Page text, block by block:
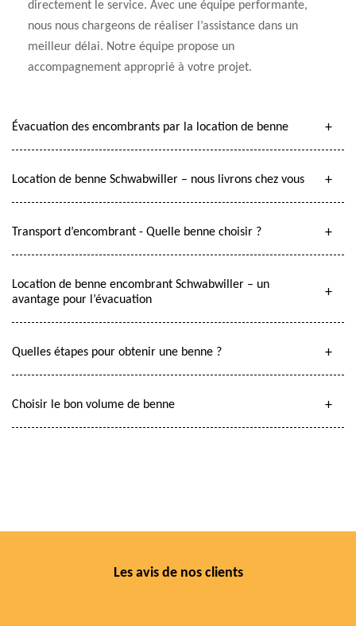
directement le service. Avec une équipe performante,
nous nous chargeons de réaliser l’assistance dans un
meilleur délai. Notre équipe propose un
accompagnement approprié à votre projet.
Évacuation des encombrants par la location de benne
Location de benne Schwabwiller – nous livrons chez vous
Transport d’encombrant - Quelle benne choisir ?
Location de benne encombrant Schwabwiller – un
avantage pour l’évacuation
Quelles étapes pour obtenir une benne ?
Choisir le bon volume de benne
Les avis de nos clients